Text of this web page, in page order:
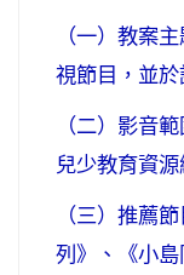
（一）教案
視節目，並
（二）影音
兒少教育資
（三）推薦
列》、《小